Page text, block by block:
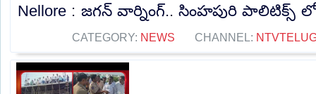
Nellore : జగన్ వార్నింగ్.. సింహపురి పాలిటిక్స్
CATEGORY: NEWS CHANNEL: